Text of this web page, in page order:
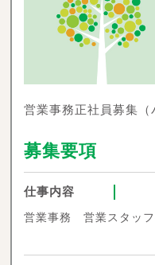
営業事務正社員募集（
募集要項
仕事内容
営業事務 営業スタッ